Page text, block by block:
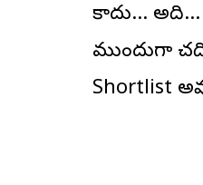
కాదు… అది…
ముందుగా
Shortlist